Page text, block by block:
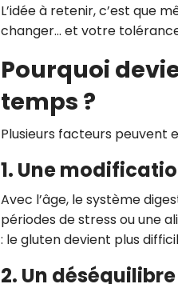
L’idée à retenir, c’est que
changer… et votre
Pourquoi
temps ?
Plusieurs facteurs peuvent
1. Une
Avec l’âge, le système
périodes de stress ou une
: le gluten devient plus
2. Un